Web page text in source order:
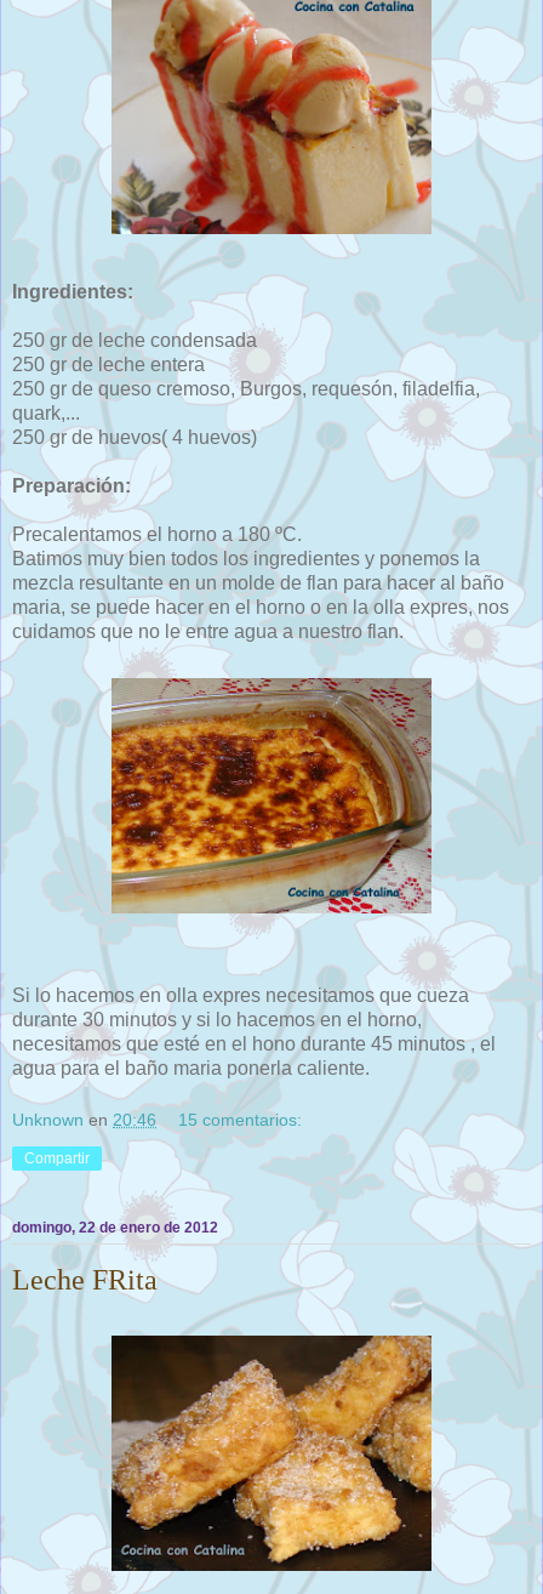
Ingredientes:
250 gr de leche condensada
250 gr de leche entera
250 gr de queso cremoso, Burgos, requesón, filadelfia,
quark,...
250 gr de huevos( 4 huevos)
Preparación:
Precalentamos el horno a 180 ºC.
Batimos muy bien todos los ingredientes y ponemos la
mezcla resultante en un molde de flan para hacer al baño
maria, se puede hacer en el horno o en la olla expres, nos
cuidamos que no le entre agua a nuestro flan.
Si lo hacemos en olla expres necesitamos que cueza
durante 30 minutos y si lo hacemos en el horno,
necesitamos que esté en el hono durante 45 minutos , el
agua para el baño maria ponerla caliente.
Unknown en 20:46 15 comentarios:
Compartir
domingo, 22 de enero de 2012
Leche FRita